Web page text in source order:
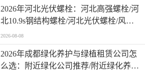
2026年河北光伏螺栓：河北高强螺栓/河
北10.9s钢结构螺栓/河北光伏螺栓/风电
锚栓及预埋件厂家怎么选
2026-08-08
2026年成都绿化养护与绿植租赁公司怎
么选：附近绿化公司推荐/附近绿化养护